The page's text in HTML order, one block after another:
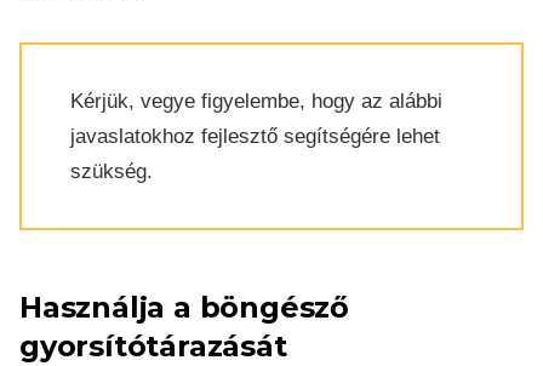
Kérjük, vegye figyelembe, hogy az alábbi
javaslatokhoz fejlesztő segítségére lehet
szükség.
Használja a böngésző
gyorsítótárazását